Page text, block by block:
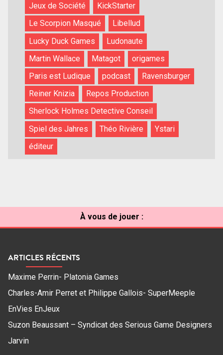
Jeux de Société
KickStarter
Le Scorpion Masqué
Libellud
Lucky Duck Games
Ludonaute
Martin Wallace
Matagot
origames
Paris est Ludique
podcast
Ravensburger
Reiner Knizia
Repos Production
Sherlock Holmes Detective Conseil
Spiel des Jahres
Théo Rivière
Ystari
éditeur
À vous de jouer :
ARTICLES RÉCENTS
Maxime Perrin- Platonia Games
Charles-Amir Perret et Philippe Gallois- SuperMeeple
EnVies EnJeux
Suzon Beaussant – Syndicat des Serious Game Designers
Jarvin